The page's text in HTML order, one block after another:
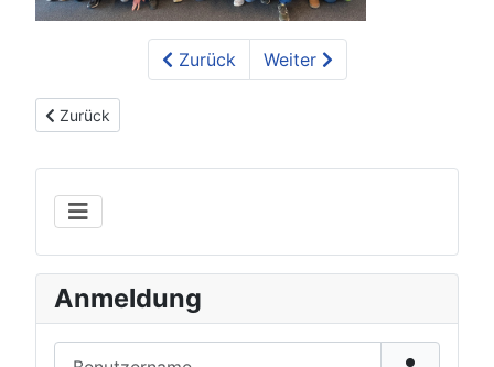
Anmeldung
Zurück Weiter
Vorheriger Beitrag: Fortbildungen Fahrradtechnik 2025-2026
Zurück